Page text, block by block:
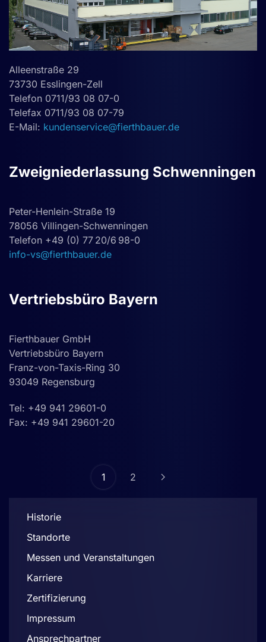
Alleenstraße 29
73730 Esslingen-Zell
Telefon 0711/93 08 07-0
Telefax 0711/93 08 07-79
E-Mail: kundenservice@fierthbauer.de
Zweigniederlassung Schwenningen
Peter-Henlein-Straße 19
78056 Villingen-Schwenningen
Telefon +49 (0) 77 20/6 98-0
info-vs@fierthbauer.de
Vertriebsbüro Bayern
Fierthbauer GmbH
Vertriebsbüro Bayern
Franz-von-Taxis-Ring 30
93049 Regensburg
Tel: +49 941 29601-0
Fax: +49 941 29601-20
1 2
Historie
Standorte
Messen und Veranstaltungen
Karriere
Zertifizierung
Impressum
Ansprechpartner